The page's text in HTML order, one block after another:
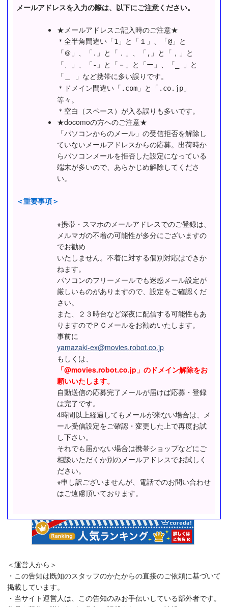
メールアドレスを入力の際は、以下にご注意ください。
★メールアドレスご記入時のご注意★
＊全半角間違い 「1」と「１」、「@」と
「＠」、「.」と「．」、「,」と「，」と
「、」、「-」と「－」と「ー」、「_ 」と
「＿ 」 など携帯に多い誤りです。
＊ドメイン間違い 「.com」と「.co.jp」
等々。
＊空白（スペース）が入る誤りも多いです。
★docomoの方へのご注意★
「パソコンからのメール」の受信拒否を解除し
ていないメールアドレスからの応募。出荷時か
らパソコンメールを拒否した設定になっている
端末が多いので、あらかじめ解除してくださ
い。
＜重要事項＞
※携帯・スマホのメールアドレスでのご登録は、
メルマガの不着の可能性が多分にございますの
でお勧め
いたしません。不着に対する個別対応はできか
ねます。
パソコンのフリーメールでも迷惑メール設定が
厳しいものがありますので、設定をご確認くだ
さい。
また、２３時台など深夜に配信する可能性もあ
りますのでＰＣメールをお勧めいたします。
事前に
yamazaki-ex@movies.robot.co.jp
もしくは、
「@movies.robot.co.jp」のドメイン解除をお
願いいたします。
自動送信の応募完了メールが届けば応募・登録
は完了です。
4時間以上経過してもメールが来ない場合は、メ
ール受信設定をご確認・変更した上で再度お試
し下さい。
それでも届かない場合は携帯ショップなどにご
相談いただくか別のメールアドレスでお試しく
ださい。
※申し訳ございませんが、電話でのお問い合わせ
はご遠慮頂いております。
＜運営人から＞
・この告知は既知のスタッフのかたからの直接のご依頼に基づいて
掲載しています。
・当サイト運営人は、この告知のみお手伝いしている部外者です。